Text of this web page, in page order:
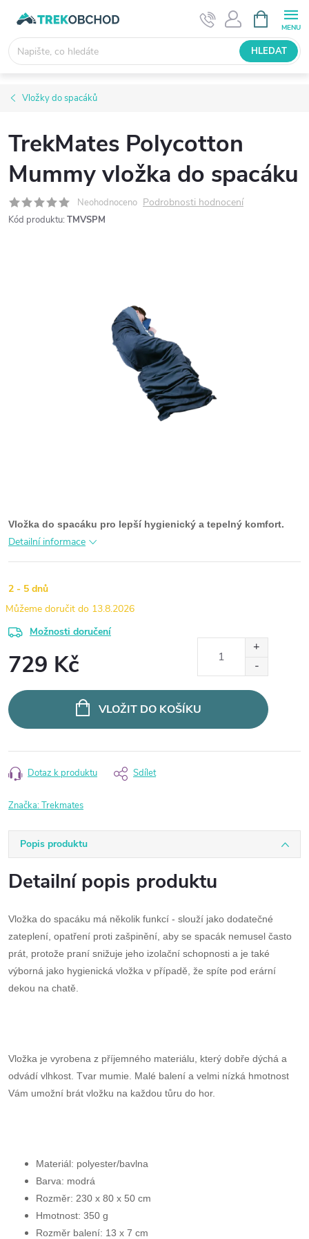
obsah
NÁKUPNÍ
KOŠÍK
HLEDAT
Vložky do spacáků
TrekMates Polycotton
Mummy vložka do spacáku
Neohodnoceno Podrobnosti hodnocení
Kód produktu: TMVSPM
Vložka do spacáku pro lepší hygienický a tepelný komfort.
Detailní informace
2 - 5 dnů
13.8.2026
Možnosti doručení
729 Kč
cena:
VLOŽIT DO KOŠÍKU
Dotaz k produktu Sdílet
Značka:Trekmates
Popis produktu
Detailní popis produktu
Vložka do spacáku má několik funkcí - slouží jako dodatečné
zateplení, opatření proti zašpinění, aby se spacák nemusel často
prát, protože praní snižuje jeho izolační schopnosti a je také
výborná jako hygienická vložka v případě, že spíte pod erární
dekou na chatě.
Vložka je vyrobena z příjemného materiálu, který dobře dýchá a
odvádí vlhkost. Tvar mumie. Malé balení a velmi nízká hmotnost
Vám umožní brát vložku na každou tůru do hor.
Materiál: polyester/bavlna
Barva: modrá
Rozměr: 230 x 80 x 50 cm
Hmotnost: 350 g
Rozměr balení: 13 x 7 cm